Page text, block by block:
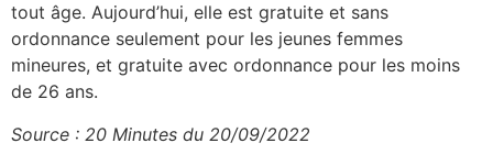
tout âge. Aujourd’hui, elle est gratuite et sans
ordonnance seulement pour les jeunes femmes
mineures, et gratuite avec ordonnance pour les moins
de 26 ans.
Source : 20 Minutes du 20/09/2022